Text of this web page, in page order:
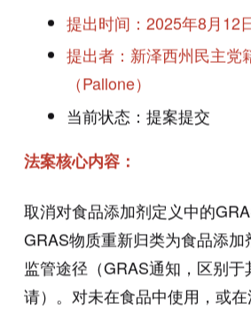
提出时间：2025年8月12
提出者：新泽西州民主党
（Pallone）
当前状态：提案提交
法案核心内容：
取消对食品添加剂定义中的
GRAS物质重新归类为食品添
监管途径（GRAS通知，区别于
请）。对未在食品中使用，或